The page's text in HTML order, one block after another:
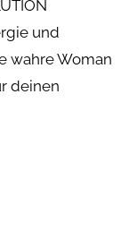
und
wahre Woman
deinen